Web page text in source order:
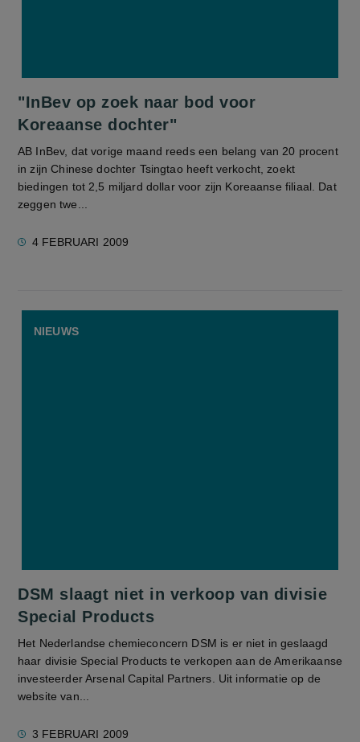
"InBev op zoek naar bod voor
Koreaanse dochter"
AB InBev, dat vorige maand reeds een belang van 20 procent
in zijn Chinese dochter Tsingtao heeft verkocht, zoekt
biedingen tot 2,5 miljard dollar voor zijn Koreaanse filiaal. Dat
zeggen twe...
4 FEBRUARI 2009
DSM slaagt niet in verkoop van divisie
Special Products
Het Nederlandse chemieconcern DSM is er niet in geslaagd
haar divisie Special Products te verkopen aan de Amerikaanse
investeerder Arsenal Capital Partners. Uit informatie op de
website van...
3 FEBRUARI 2009
NIEUWS